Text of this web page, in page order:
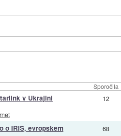
Sporočila
v Ukrajini 12
o IRIS, evropskem 68